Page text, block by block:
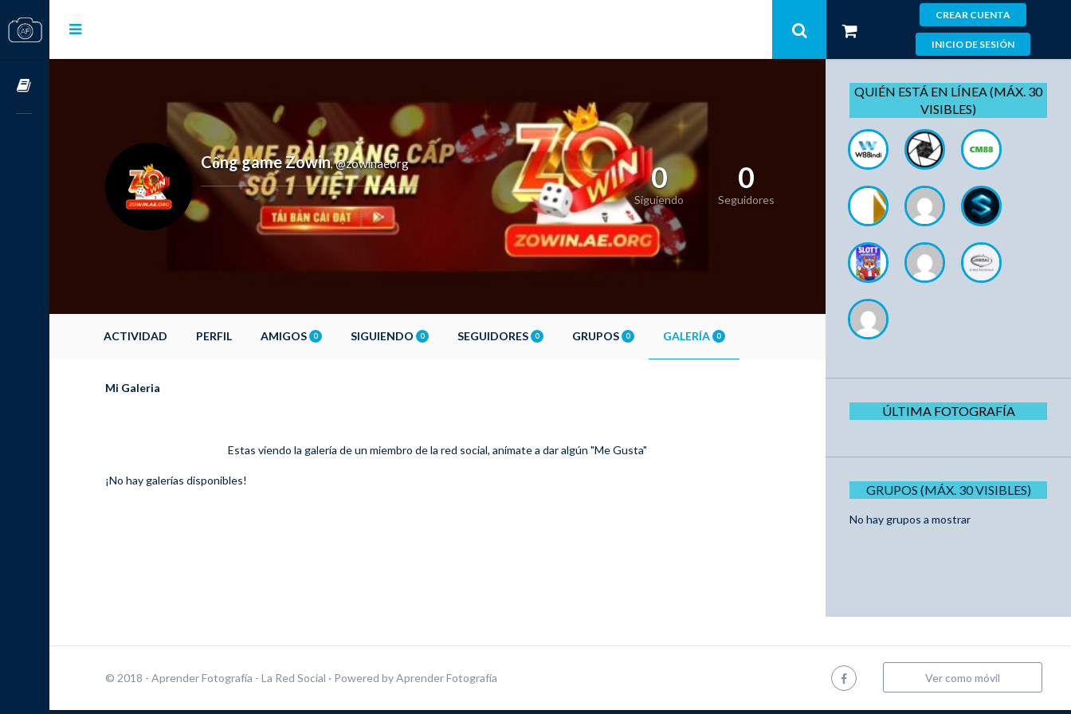
CREAR CUENTA
INICIO DE SESIÓN
Cổng game Zowin,@zowinaeorg 0
Siguiendo
0
Seguidores
ACTIVIDAD PERFIL AMIGOS 0 SIGUIENDO 0 SEGUIDORES 0 GRUPOS 0 GALERÍA 0
Mi Galeria
Estas viendo la galería de un miembro de la red social, anímate a dar algún "Me Gusta"
¡No hay galerías disponibles!
QUIÉN ESTÁ EN LÍNEA (MÁX. 30
VISIBLES)
ÚLTIMA FOTOGRAFÍA
GRUPOS (MÁX. 30 VISIBLES)
No hay grupos a mostrar
© 2018 - Aprender Fotografía - La Red Social · Powered byAprender Fotografía